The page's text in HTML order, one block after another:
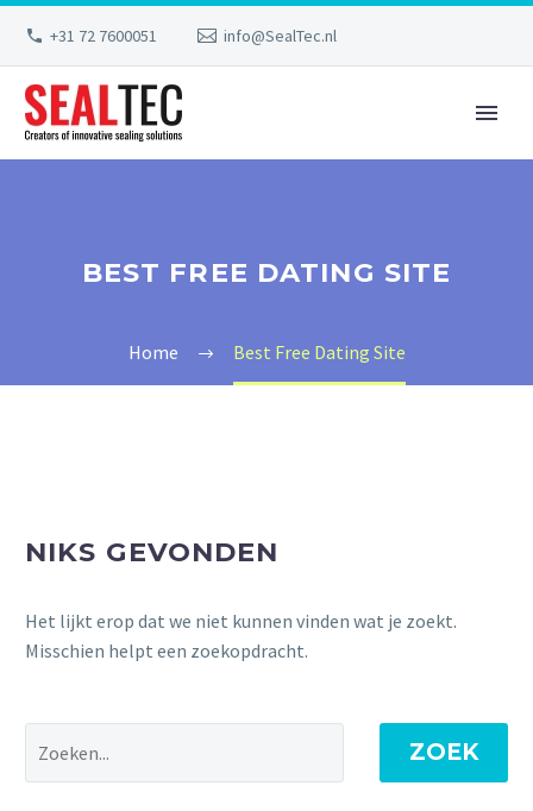
+31 72 7600051 info@SealTec.nl
BEST FREE DATING SITE
Home Best Free Dating Site
NIKS GEVONDEN
Het lijkt erop dat we niet kunnen vinden wat je zoekt.
Misschien helpt een zoekopdracht.
ZOEK